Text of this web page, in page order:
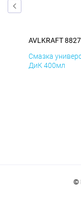
AVLKRAFT
Смазка
ДиК 400мл
©